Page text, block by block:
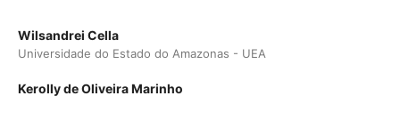
Wilsandrei Cella
Universidade do Estado do Amazonas - UEA
Kerolly de Oliveira Marinho